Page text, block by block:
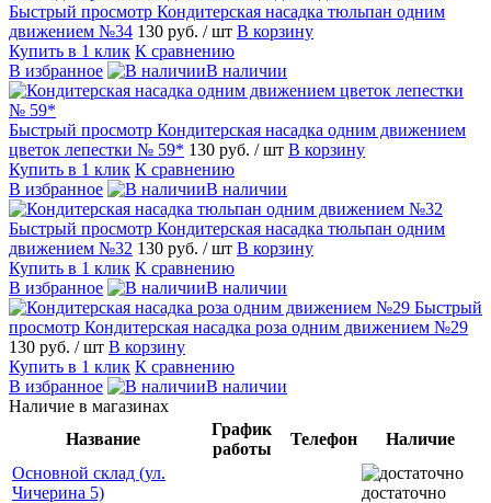
Быстрый просмотр Кондитерская насадка тюльпан одним
движением №34 130 руб. / шт В корзину
Купить в 1 клик К сравнению
В избранное
В наличии
Быстрый просмотр Кондитерская насадка одним движением
цветок лепестки № 59* 130 руб. / шт В корзину
Купить в 1 клик К сравнению
В избранное
В наличии
Быстрый просмотр Кондитерская насадка тюльпан одним
движением №32 130 руб. / шт В корзину
Купить в 1 клик К сравнению
В избранное
В наличии
Быстрый
просмотр Кондитерская насадка роза одним движением №29
130 руб. / шт В корзину
Купить в 1 клик К сравнению
В избранное
В наличии
Наличие в магазинах
Название
График
работы
Телефон
Наличие
Основной склад (ул.
Чичерина 5)
достаточно